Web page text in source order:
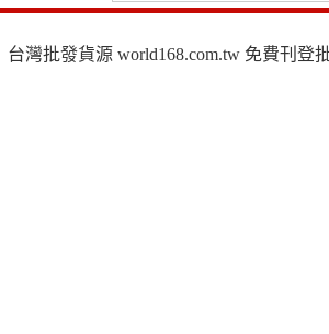
台灣批發貨源 world168.com.tw 免費刊登